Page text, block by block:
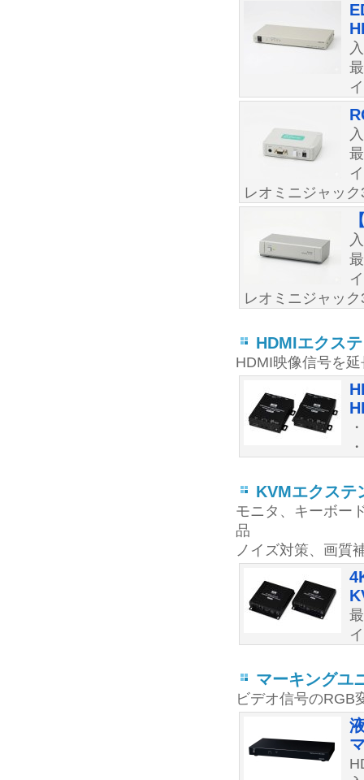
レオミニジャッ
レオミニジャッ
HDMIエクス
HDMI映像信号を
KVMエクステ
モニタ、キーボー
品
ノイズ対策、画質
マーキングユ
ビデオ信号のRGB